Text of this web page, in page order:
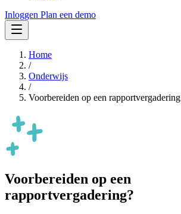
Inloggen Plan een demo
Home
/
Onderwijs
/
Voorbereiden op een rapportvergadering
Voorbereiden op een
rapportvergadering?